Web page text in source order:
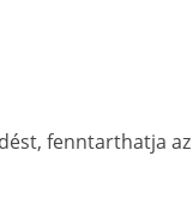
fenntarthatja az